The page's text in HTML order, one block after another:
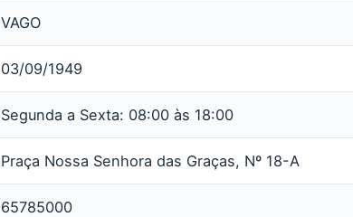
VAGO
03/09/1949
Segunda a Sexta: 08:00 às 18:00
Praça Nossa Senhora das Graças, Nº 18-A
65785000